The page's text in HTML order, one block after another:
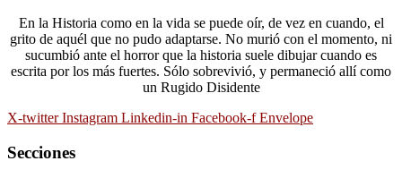
En la Historia como en la vida se puede oír, de vez en cuando, el
grito de aquél que no pudo adaptarse. No murió con el momento, ni
sucumbió ante el horror que la historia suele dibujar cuando es
escrita por los más fuertes. Sólo sobrevivió, y permaneció allí como
un Rugido Disidente
X-twitter Instagram Linkedin-in Facebook-f Envelope
Secciones